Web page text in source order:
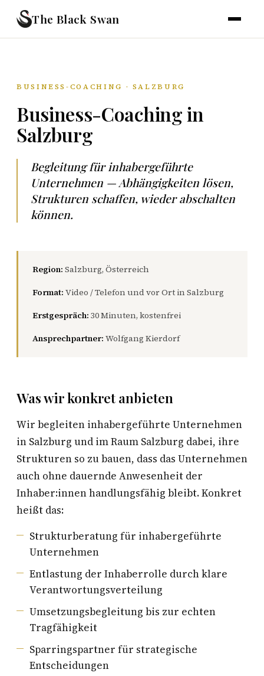
The Black Swan
BUSINESS-COACHING · SALZBURG
Business-Coaching in
Salzburg
Begleitung für inhabergeführte
Unternehmen — Abhängigkeiten lösen,
Strukturen schaffen, wieder abschalten
können.
Region: Salzburg, Österreich
Format: Video / Telefon und vor Ort in Salzburg
Erstgespräch: 30 Minuten, kostenfrei
Ansprechpartner: Wolfgang Kierdorf
Was wir konkret anbieten
Wir begleiten inhabergeführte Unternehmen
in Salzburg und im Raum Salzburg dabei, ihre
Strukturen so zu bauen, dass das Unternehmen
auch ohne dauernde Anwesenheit der
Inhaber:innen handlungsfähig bleibt. Konkret
heißt das:
Strukturberatung für inhabergeführte
Unternehmen
Entlastung der Inhaberrolle durch klare
Verantwortungsverteilung
Umsetzungsbegleitung bis zur echten
Tragfähigkeit
Sparringspartner für strategische
Entscheidungen